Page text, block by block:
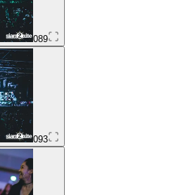
089
093